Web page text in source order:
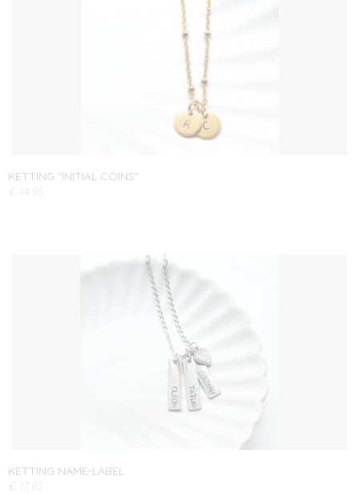
KETTING "INITIAL COINS"
€ 14,95
KETTING NAME-LABEL
€ 17,95